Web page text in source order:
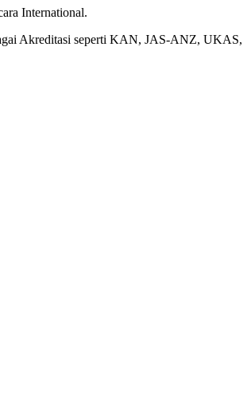
International.
Akreditasi seperti KAN, JAS-ANZ, UKAS,